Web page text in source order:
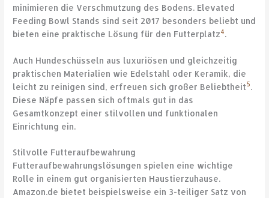
minimieren die Verschmutzung des Bodens. Elevated
Feeding Bowl Stands sind seit 2017 besonders beliebt und
bieten eine praktische Lösung für den Futterplatz4.
Auch Hundeschüsseln aus luxuriösen und gleichzeitig
praktischen Materialien wie Edelstahl oder Keramik, die
leicht zu reinigen sind, erfreuen sich großer Beliebtheit5.
Diese Näpfe passen sich oftmals gut in das
Gesamtkonzept einer stilvollen und funktionalen
Einrichtung ein.
Stilvolle Futteraufbewahrung
Futteraufbewahrungslösungen spielen eine wichtige
Rolle in einem gut organisierten Haustierzuhause.
Amazon.de bietet beispielsweise ein 3-teiliger Satz von